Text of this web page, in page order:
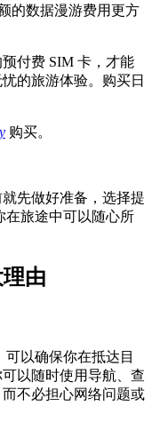
的数据漫游费用更方
付费 SIM 卡，才能
的旅游体验。购买日
购买。
先做好准备，选择提
在旅途中可以随心所
由
以确保你在抵达目
以随时使用导航、查
不必担心网络问题或